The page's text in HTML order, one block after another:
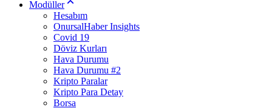
Modüller
Hesabım
OnursalHaber Insights
Covid 19
Döviz Kurları
Hava Durumu
Hava Durumu #2
Kripto Paralar
Kripto Para Detay
Borsa